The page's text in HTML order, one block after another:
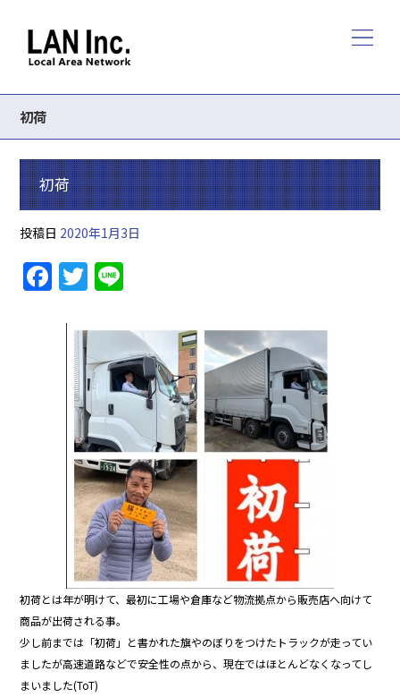
初荷
初荷
投稿日 2020年1月3日
F
a
c
T
w
itt
er
e
初荷とは年が明けて、最初に工場や倉庫など物流拠点から販売店へ向けて
商品が出荷される事。
少し前までは「初荷」と書かれた旗やのぼりをつけたトラックが走ってい
ましたが高速道路などで安全性の点から、現在ではほとんどなくなってし
まいました(ToT)